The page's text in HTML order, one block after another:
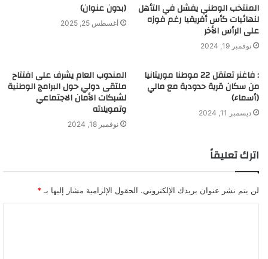
المنتخب الوطني يفشل في التأهل
لنهائيات كأس أفريقيا رغم فوزه
على الرأس الأخر
نوفمبر 19, 2024
(بدون عنوان)
أغسطس 25, 2025
: فاغنر تعتقل 22 موطنا موريتانيا
من سكان قرية حدودية مع مالي
(أسماء)
ديسمبر 11, 2024
المندوب العام يشرف على افتتاح
ملتقى دولي حول البرامج الوطنية
لشبكات الأمان الاجتماعي
وتمويلاته
نوفمبر 18, 2024
اترك تعليقاً
لن يتم نشر عنوان بريدك الإلكتروني. الحقول الإلزامية مشار إليها بـ *